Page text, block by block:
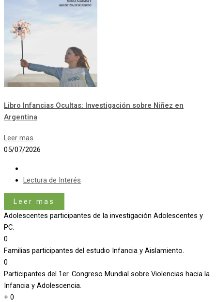
Libro Infancias Ocultas: Investigación sobre Niñez en
Argentina
Leer mas
05/07/2026
Lectura de Interés
Leer mas
Adolescentes participantes de la investigación Adolescentes y
PC.
0
Familias participantes del estudio Infancia y Aislamiento.
0
Participantes del 1er. Congreso Mundial sobre Violencias hacia la
Infancia y Adolescencia.
+ 0